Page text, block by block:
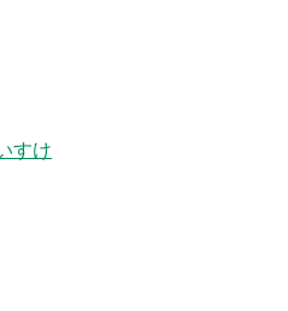
すけ